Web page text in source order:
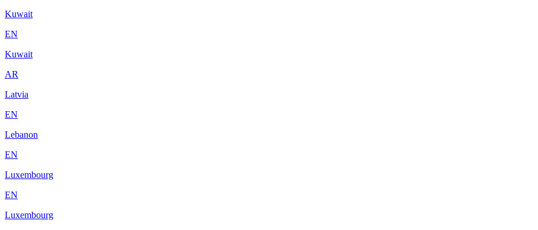
Kuwait
EN
Kuwait
AR
Latvia
EN
Lebanon
EN
Luxembourg
EN
Luxembourg